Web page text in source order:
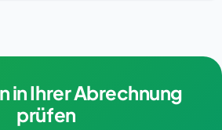
in Ihrer Abrechnung
prüfen